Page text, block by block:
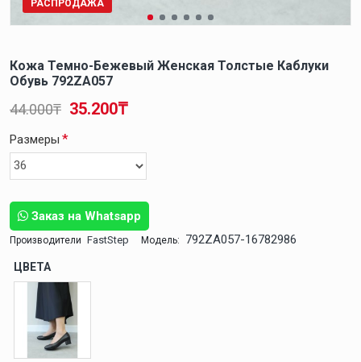
РАСПРОДАЖА
Кожа Темно-Бежевый Женская Толстые Каблуки
Обувь 792ZA057
Заказ на Whatsapp
Производители FastStep Модель: 792ZA057-16782986
35.200₸
44.000₸
Размеры
ЦВЕТА